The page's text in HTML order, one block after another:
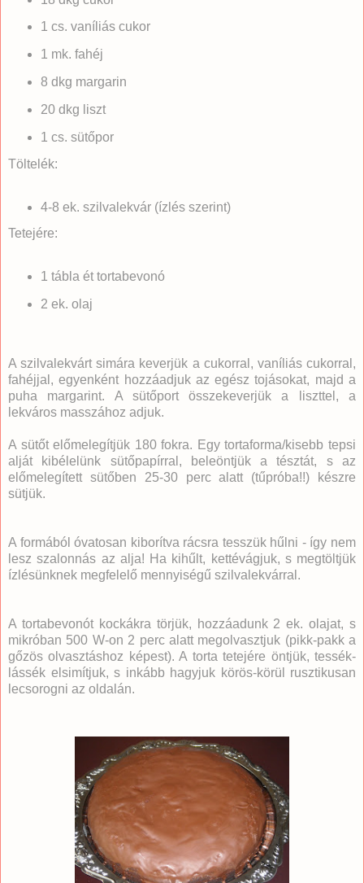
1 cs. vaníliás cukor
1 mk. fahéj
8 dkg margarin
20 dkg liszt
1 cs. sütőpor
Töltelék:
4-8 ek. szilvalekvár (ízlés szerint)
Tetejére:
1 tábla ét tortabevonó
2 ek. olaj
A szilvalekvárt simára keverjük a cukorral, vaníliás cukorral,
fahéjjal, egyenként hozzáadjuk az egész tojásokat, majd a
puha margarint. A sütőport összekeverjük a liszttel, a
lekváros masszához adjuk.
A sütőt előmelegítjük 180 fokra. Egy tortaforma/kisebb tepsi
alját kibélelünk sütőpapírral, beleöntjük a tésztát, s az
előmelegített sütőben 25-30 perc alatt (tűpróba!!) készre
sütjük.
A formából óvatosan kiborítva rácsra tesszük hűlni - így nem
lesz szalonnás az alja! Ha kihűlt, kettévágjuk, s megtöltjük
ízlésünknek megfelelő mennyiségű szilvalekvárral.
A tortabevonót kockákra törjük, hozzáadunk 2 ek. olajat, s
mikróban 500 W-on 2 perc alatt megolvasztjuk (pikk-pakk a
gőzös olvasztáshoz képest). A torta tetejére öntjük, tessék-
lássék elsimítjuk, s inkább hagyjuk körös-körül rusztikusan
lecsorogni az oldalán.